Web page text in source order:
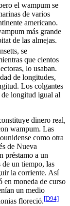
el wampum se
de varios
americano.
más grande
de las almejas.
se
que cientos
lo usaban.
de longitudes,
Los colgantes
longitud igual al
dinero real,
wampum. Las
como otra
de Nueva
préstamo a un
un tiempo, las
la corriente. Así
en moneda de curso
un medio
floreció.[D94]